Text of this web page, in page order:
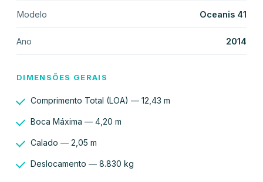
Modelo Oceanis 41
Ano 2014
DIMENSÕES GERAIS
Comprimento Total (LOA) — 12,43 m
Boca Máxima — 4,20 m
Calado — 2,05 m
Deslocamento — 8.830 kg